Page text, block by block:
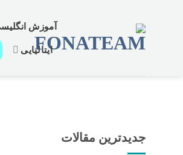
آموزش
ایتالیایی
جدیدترین مقالات